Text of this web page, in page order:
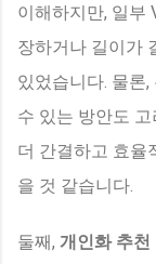
이해하지만, 일부
장하거나 길이가
있었습니다. 물론
수 있는 방안도
더 간결하고 효율
을 것 같습니다.
둘째, 개인화 추천